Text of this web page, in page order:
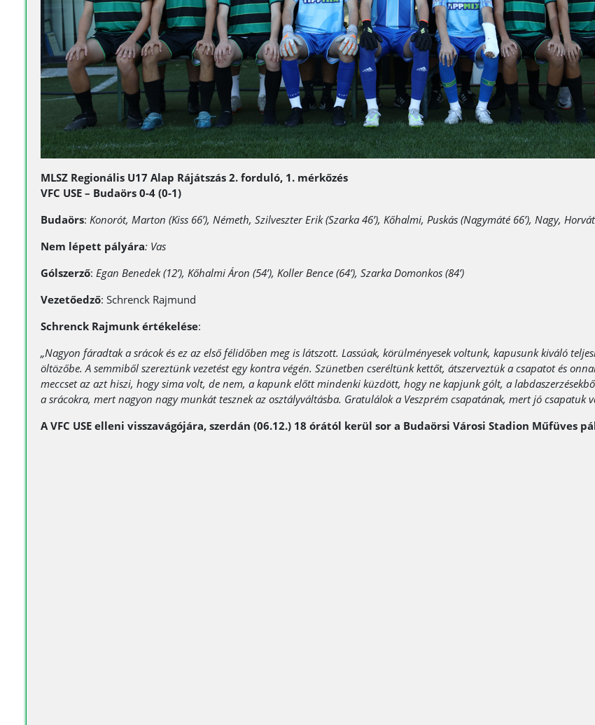
MLSZ Regionális U17 Alap Rájátszás 2. forduló, 1. mérkőzés
VFC USE – Budaörs 0-4 (0-1)
Budaörs: Konorót, Marton (Kiss 66’), Németh, Szilveszter Erik (Szarka 46’), Kőhalmi, Puskás (Nagymáté 66’), Nagy,
Nem lépett pályára: Vas
Gólszerző: Egan Benedek (12’), Kőhalmi Áron (54’), Koller Bence (64’), Szarka Domonkos (84’)
Vezetőedző: Schrenck Rajmund
Schrenck Rajmunk értékelése:
„Nagyon fáradtak a srácok és ez az első félidőben meg is látszott. Lassúak, körülményesek voltunk, kapusunk kiváló
öltözőbe. A semmiből szereztünk vezetést egy kontra végén. Szünetben cseréltünk kettőt, átszerveztük a csapatot és
meccset az azt hiszi, hogy sima volt, de nem, a kapunk előtt mindenki küzdött, hogy ne kapjunk gólt, a
a srácokra, mert nagyon nagy munkát tesznek az osztályváltásba. Gratulálok a Veszprém csapatának, mert jó csapatuk
A VFC USE elleni visszavágójára, szerdán (06.12.) 18 órától kerül sor a Budaörsi Városi Stadion Műfüves